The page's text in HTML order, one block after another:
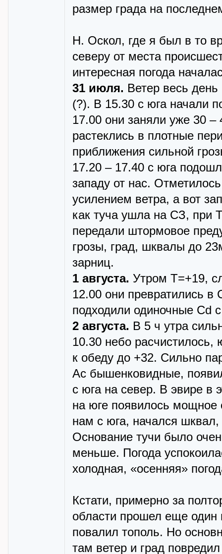
размер града на
Н. Оскол, где я был в то
северу от места
интересная погода
31 июля. Ветер весь
(?). В 15.30 с юга начали
17.00 они заняли уже 30 –
растеклись в плотные
приближения сильной
17.20 – 17.40 с юга
западу от нас.
усилением ветра, а вот
как туча ушла на СЗ, при
передали штормовое
грозы, град, шквалы до
зарниц.
1 августа. Утром Т=+19,
12.00 они превратились в
подходили одиночные Cd
2 августа. В 5 ч утра
10.30 небо
к обеду до +32. Сильно
Ac бышенковидные,
с юга на север. В эвире в
на юге появилось мощное
нам с юга, начался
Основание тучи было
меньше. Погода
холодная, «осенняя»
Кстати, примерно за
области прошел еще
повалил тополь. Но
там ветер и град